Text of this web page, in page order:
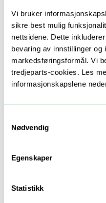
Vi bruker
sikre best mulig
nettsidene. Dette
bevaring av innstillinger
markedsføringsformål. Vi
tredjeparts-cookies. Les
informasjonskapslene
Nødvendig
Egenskaper
Statistikk
samsvarsstrategier.
Introduksjon til
datavisualisering og
Introduksjon til
av grunnleggende
etiske hensyn.
Komplementære